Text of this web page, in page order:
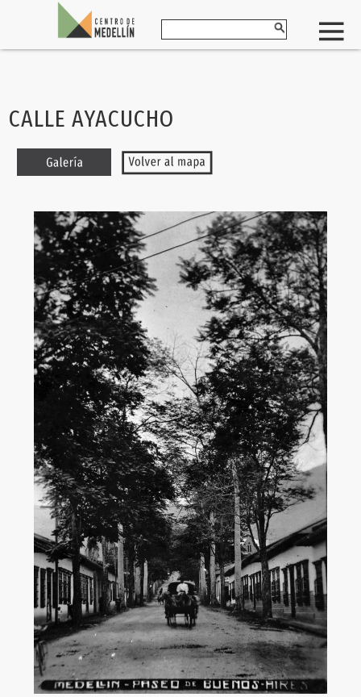
CALLE AYACUCHO